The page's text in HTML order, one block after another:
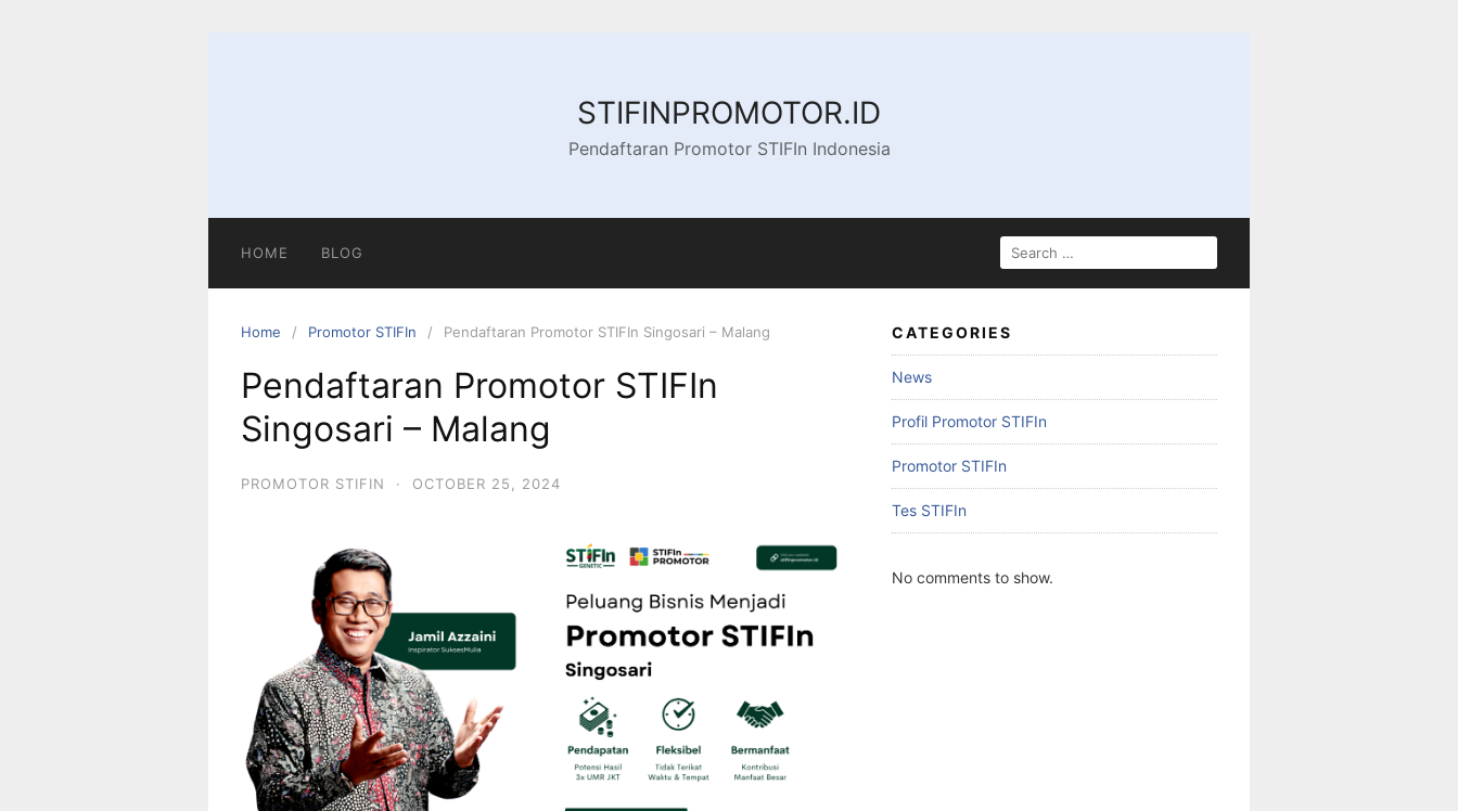
STIFINPROMOTOR.ID
Pendaftaran Promotor STIFIn Indonesia
HOME BLOG
SEARCH
FOR:
Home Promotor STIFIn Pendaftaran Promotor STIFIn Singosari – Malang
Pendaftaran Promotor STIFIn
Singosari – Malang
PROMOTOR STIFIN · OCTOBER 25, 2024
CATEGORIES
News
Profil Promotor STIFIn
Promotor STIFIn
Tes STIFIn
No comments to show.